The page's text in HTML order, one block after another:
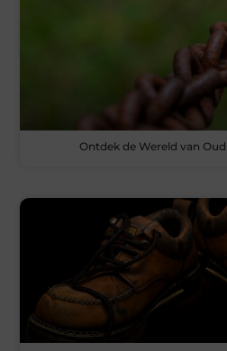
Ontdek de Wereld van